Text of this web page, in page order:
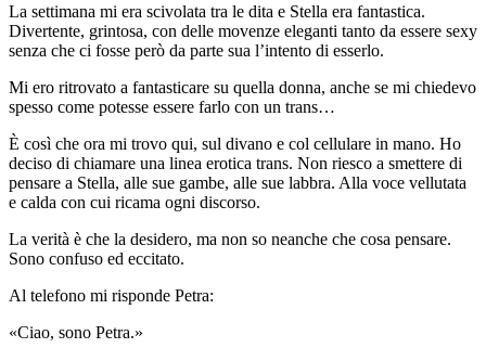
La settimana mi era scivolata tra le dita e Stella era fantastica.
Divertente, grintosa, con delle movenze eleganti tanto da essere sexy
senza che ci fosse però da parte sua l’intento di esserlo.
Mi ero ritrovato a fantasticare su quella donna, anche se mi chiedevo
spesso come potesse essere farlo con un trans…
È così che ora mi trovo qui, sul divano e col cellulare in mano. Ho
deciso di chiamare una linea erotica trans. Non riesco a smettere di
pensare a Stella, alle sue gambe, alle sue labbra. Alla voce vellutata
e calda con cui ricama ogni discorso.
La verità è che la desidero, ma non so neanche che cosa pensare.
Sono confuso ed eccitato.
Al telefono mi risponde Petra:
«Ciao, sono Petra.»